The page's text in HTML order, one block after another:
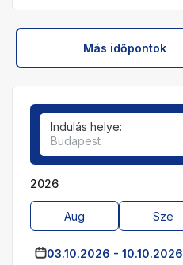
Más időpontok
Indulás helye:
Budapest
2026
Aug Sze
03.10.2026 - 10.10.2026